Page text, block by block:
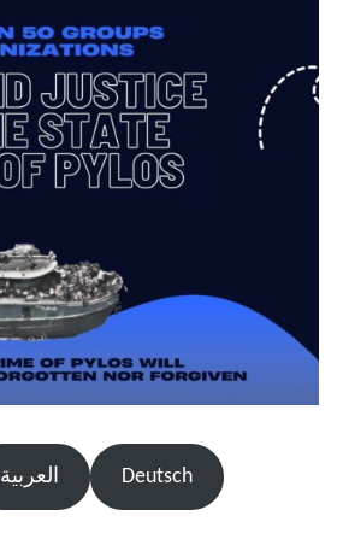
العربية Deutsch